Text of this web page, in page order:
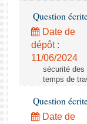
Question
Date de
dépôt :
11/06/2024
sécurité des
temps de
Question
Date de